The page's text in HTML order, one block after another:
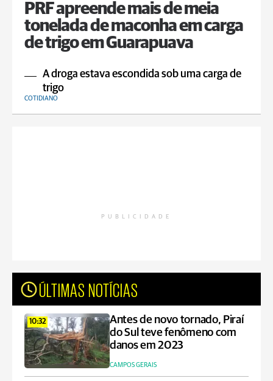
PRF apreende mais de meia
tonelada de maconha em carga
de trigo em Guarapuava
A droga estava escondida sob uma carga de
trigo
COTIDIANO
PUBLICIDADE
ÚLTIMAS NOTÍCIAS
10:32
Antes de novo tornado, Piraí
do Sul teve fenômeno com
danos em 2023
CAMPOS GERAIS